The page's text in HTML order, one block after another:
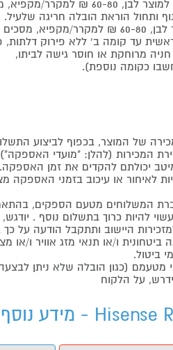
פירוק דלתות, פירוק כל דלת 60 ₪
של המוצר, בכפוף לביצוע
המכירות (להלן: "מועדי
יכולתם להקדים את זמן
לאיחור או עיכוב בזמני
המשלוחים מטעם הספקים,
להיות כרוך בתשלום נוסף .
היישוב ותתקבל הודעה
ו/או תנאי מזג אוויר ו/או
ביטול.
(כגון הובלה שלא ניתן
על הלקוח